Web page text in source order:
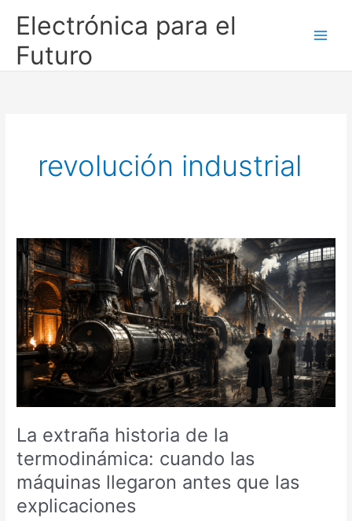
Electrónica para el
Futuro
revolución industrial
La extraña historia de la
termodinámica: cuando las
máquinas llegaron antes que las
explicaciones
La
extraña
historia
de
la
termodinámica:
cuando
máquinas
que
las